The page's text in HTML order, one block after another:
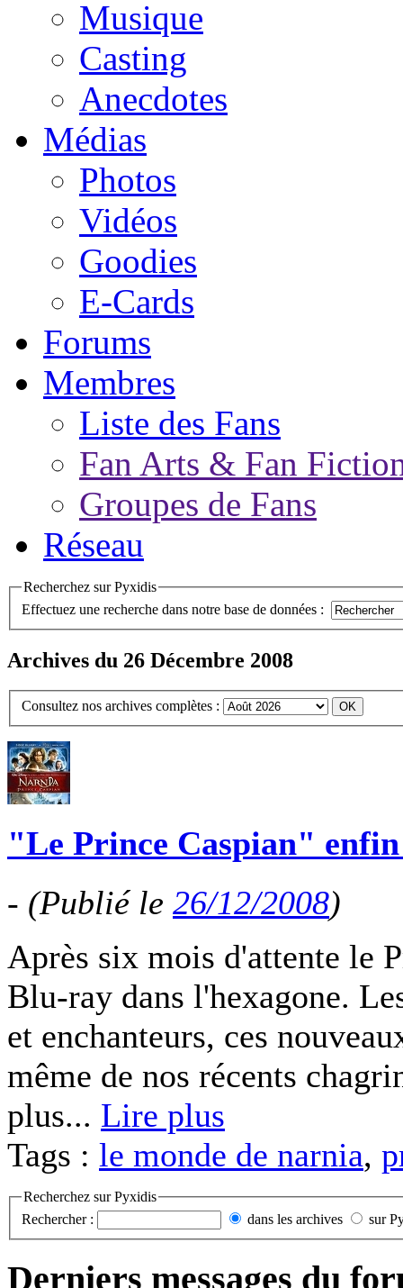
Musique
Casting
Anecdotes
Médias
Photos
Vidéos
Goodies
E-Cards
Forums
Membres
Liste des Fans
Fan Arts & Fan
Groupes de Fans
Réseau
Recherchez sur Pyxidis
Effectuez une recherche dans notre base de données :
Archives du 26 Décembre 2008
Consultez nos archives complètes :
"Le Prince Caspian"
- (Publié le 26/12/2008)
Après six mois d'attente le
Blu-ray dans l'hexagone.
et enchanteurs, ces
même de nos récents
plus... Lire plus
Tags : le monde de narnia,
Recherchez sur Pyxidis
Rechercher :
dans les archives sur
Derniers messages du